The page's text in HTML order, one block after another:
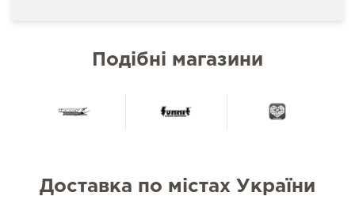
Подібні магазини
Доставка по містах України